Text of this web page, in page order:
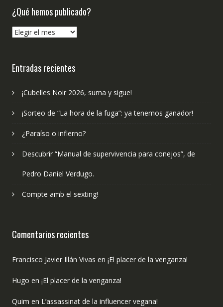
¿Qué hemos publicado?
¿Qué
Entradas recientes
¡Cubelles Noir 2026, suma y sigue!
¡Sorteo de “La hora de la fuga”: ya tenemos ganador!
¿Paraíso o infierno?
Descubrir “Manual de supervivencia para conejos”, de
Pedro Daniel Verdugo.
Compte amb el sexting!
Comentarios recientes
Francisco Javier Illán Vivas en ¡El placer de la venganza!
Hugo en ¡El placer de la venganza!
Quim en L’assassinat de la influencer vegana!